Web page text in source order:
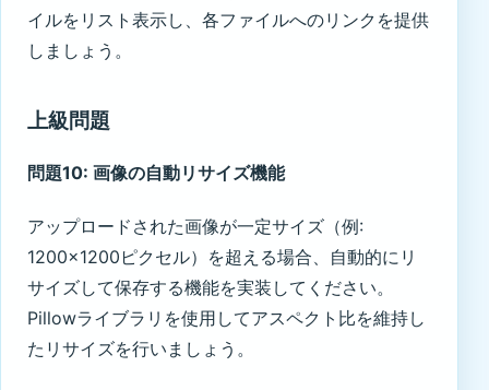
イルをリスト表示し、各ファイルへのリンクを提供
しましょう。
上級問題
問題10: 画像の自動リサイズ機能
アップロードされた画像が一定サイズ（例:
1200×1200ピクセル）を超える場合、自動的にリ
サイズして保存する機能を実装してください。
Pillowライブラリを使用してアスペクト比を維持し
たリサイズを行いましょう。